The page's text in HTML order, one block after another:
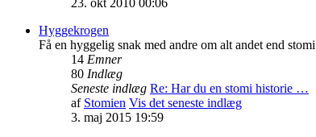
23. okt 2010 00:06
Hyggekrogen
Få en hyggelig snak med andre om alt andet end stomi
14 Emner
80 Indlæg
Seneste indlæg Re: Har du en stomi historie …
af Stomien Vis det seneste indlæg
3. maj 2015 19:59